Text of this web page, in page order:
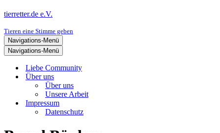
tierretter.de e.V.
Tieren eine Stimme geben
Navigations-Menü
Navigations-Menü
Liebe Community
Über uns
Über uns
Unsere Arbeit
Impressum
Datenschutz